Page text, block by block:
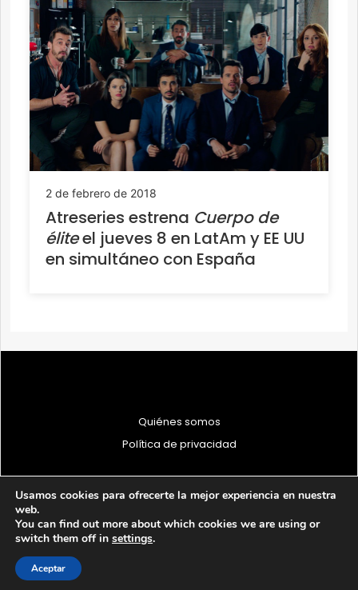
2 de febrero de 2018
Atreseries estrena Cuerpo de
éliteel jueves 8 en LatAm y EE UU
en simultáneo con España
Quiénes somos
Política de privacidad
© 1997 - 2026 PRODU - Todos los derechos reservados
Usamos cookies para ofrecerte la mejor experiencia en nuestra
web.
You can find out more about which cookies we are using or
switch them off in settings.
Aceptar